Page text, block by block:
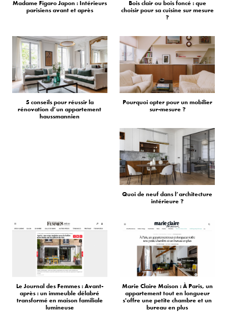
Madame Figaro Japon : Intérieurs
parisiens avant et après
Bois clair ou bois foncé : que
choisir pour sa cuisine sur mesure
?
5 conseils pour réussir la
rénovation d’un appartement
haussmannien
Pourquoi opter pour un mobilier
sur-mesure ?
Quoi de neuf dans l’architecture
intérieure ?
Le Journal des Femmes : Avant-
après : un immeuble délabré
transformé en maison familiale
lumineuse
Marie Claire Maison : À Paris, un
appartement tout en longueur
s'offre une petite chambre et un
bureau en plus